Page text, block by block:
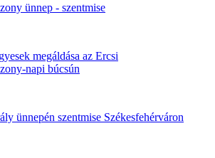
ünnep - szentmise
megáldása az Ercsi
napi búcsún
ünnepén szentmise Székesfehérváron